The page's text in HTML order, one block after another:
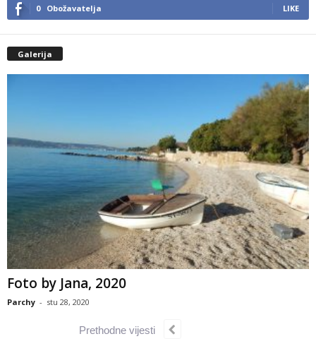
0 Obožavatelja LIKE
Galerija
Foto by Jana, 2020
Parchy - stu 28, 2020
Prethodne vijesti